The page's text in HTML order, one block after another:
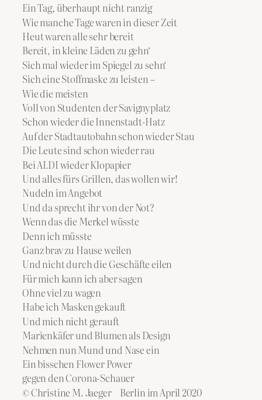
Ein Tag, überhaupt nicht ranzig
Wie manche Tage waren in dieser Zeit
Heut waren alle sehr bereit
Bereit, in kleine Läden zu gehn‘
Sich mal wieder im Spiegel zu sehn‘
Sich eine Stoffmaske zu leisten –
Wie die meisten
Voll von Studenten der Savignyplatz
Schon wieder die Innenstadt-Hatz
Auf der Stadtautobahn schon wieder Stau
Die Leute sind schon wieder rau
Bei ALDI wieder Klopapier
Und alles fürs Grillen, das wollen wir!
Nudeln im Angebot
Und da sprecht ihr von der Not?
Wenn das die Merkel wüsste
Denn ich müsste
Ganz brav zu Hause weilen
Und nicht durch die Geschäfte eilen
Für mich kann ich aber sagen
Ohne viel zu wagen
Habe ich Masken gekauft
Und mich nicht gerauft
Marienkäfer und Blumen als Design
Nehmen nun Mund und Nase ein
Ein bisschen Flower Power
gegen den Corona-Schauer
© Christine M. Jaeger Berlin im April 2020